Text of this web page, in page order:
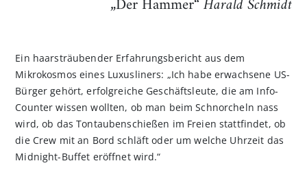
Ein haarsträubender Erfahrungsbericht aus dem
Mikrokosmos eines Luxusliners: „Ich habe erwachsene US-
Bürger gehört, erfolgreiche Geschäftsleute, die am Info-
Counter wissen wollten, ob man beim Schnorcheln nass
wird, ob das Tontaubenschießen im Freien stattfindet, ob
die Crew mit an Bord schläft oder um welche Uhrzeit das
Midnight-Buffet eröffnet wird.“